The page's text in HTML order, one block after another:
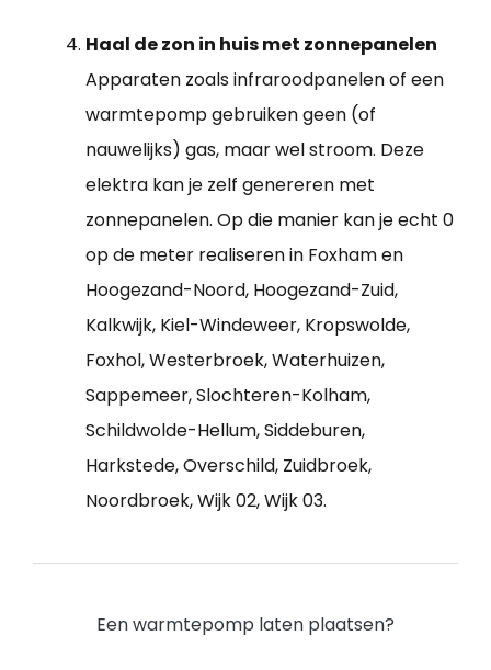
Haal de zon in huis met zonnepanelen
Apparaten zoals infraroodpanelen of een
warmtepomp gebruiken geen (of
nauwelijks) gas, maar wel stroom. Deze
elektra kan je zelf genereren met
zonnepanelen. Op die manier kan je echt 0
op de meter realiseren in Foxham en
Hoogezand-Noord, Hoogezand-Zuid,
Kalkwijk, Kiel-Windeweer, Kropswolde,
Foxhol, Westerbroek, Waterhuizen,
Sappemeer, Slochteren-Kolham,
Schildwolde-Hellum, Siddeburen,
Harkstede, Overschild, Zuidbroek,
Noordbroek, Wijk 02, Wijk 03.
Een warmtepomp laten plaatsen?